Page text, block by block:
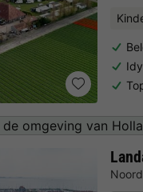
omgeving van